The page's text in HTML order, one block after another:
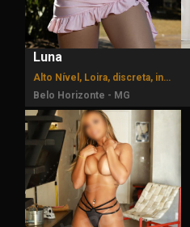
Luna
Alto Nível, Loira, discreta, indescritivelmente deliciosa.
Belo Horizonte - MG